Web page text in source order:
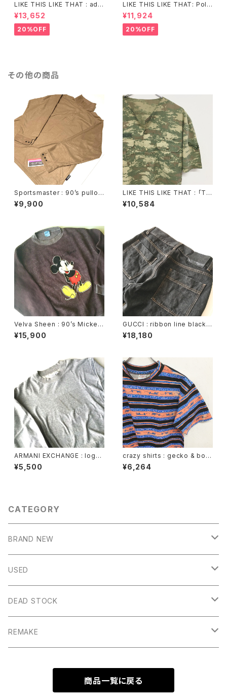
LIKE THIS LIKE THAT : adid
as jogtop 「HAORI」 (remak
e)
¥13,652
20%OFF
LIKE THIS LIKE THAT: Polo
by Ralph Lauren twist twe
ed shirt (remake)
¥11,924
20%OFF
その他の商品
Sportsmaster : 90’s pullov
er fleece shirt (DEAD STO
CK)
¥9,900
LIKE THIS LIKE THAT : ｢Tur
kish army｣ nano camoufla
ge no collar twist shirt (re
¥10,584
Velva Sheen : 90’s Mickey
Mouse print sweat shirt (u
sed)
¥15,900
GUCCI : ribbon line black d
enim pants (used)
¥18,180
ARMANI EXCHANGE : logo
embroidery sweat shirt (us
ed)
¥5,500
crazy shirts : gecko & bord
er print tee (used)
¥6,264
CATEGORY
BRAND NEW
OUTER
COAT
PARKA
JACKET
SPORT&OUTDOOR
SHIRT
SHORT SLEEVE
LONG SLEEVE
USED
OUTER
JACKET
DEAD STOCK
OUTER
REMAKE
商品一覧に戻る